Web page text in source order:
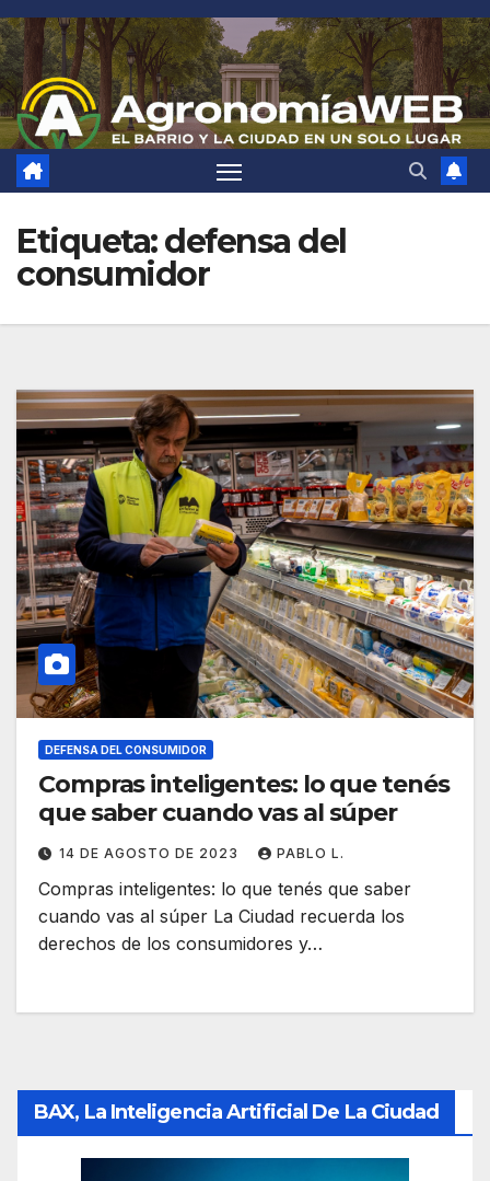
Saltar
al
contenido
Etiqueta:defensa del
consumidor
DEFENSA DEL CONSUMIDOR
Compras inteligentes: lo que tenés
que saber cuando vas al súper
14 DE AGOSTO DE 2023 PABLO L.
Compras inteligentes: lo que tenés que saber
cuando vas al súper La Ciudad recuerda los
derechos de los consumidores y…
BAX, La Inteligencia Artificial De La Ciudad